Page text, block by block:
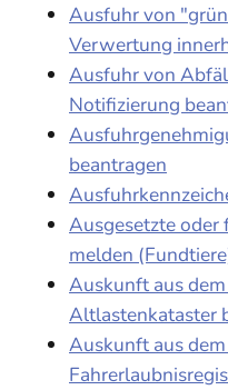
Ausfuhr von
Verwertung
Ausfuhr von
Notifizierung
beantragen
Ausgesetzte oder
melden
Auskunft aus
Altlastenkataster
Auskunft aus